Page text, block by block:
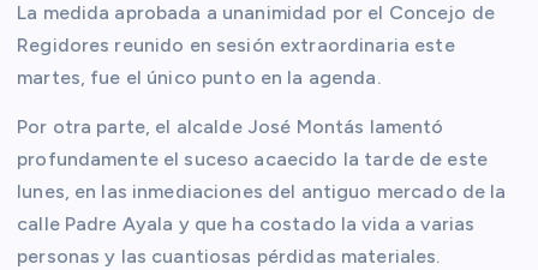
La medida aprobada a unanimidad por el Concejo de
Regidores reunido en sesión extraordinaria este
martes, fue el único punto en la agenda.
Por otra parte, el alcalde José Montás lamentó
profundamente el suceso acaecido la tarde de este
lunes, en las inmediaciones del antiguo mercado de la
calle Padre Ayala y que ha costado la vida a varias
personas y las cuantiosas pérdidas materiales.